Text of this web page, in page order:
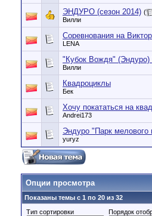
ЭНДУРО (сезон 2014) (
Вилли
Соревнования на
LENA
"Кубок Вождя" (Эндуро)
Вилли
Квадроциклы
Бек
Хочу покататься на
Andrei173
Эндуро "Парк
yuryz
Опции просмотра
Показаны темы с 1 по 20 из 32
Тип сортировки
Порядок